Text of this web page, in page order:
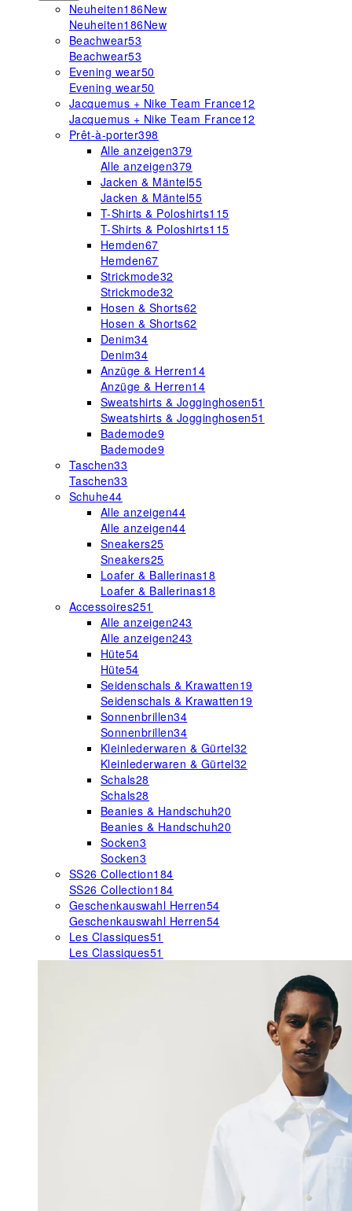
Neuheiten186New
Neuheiten186New
Beachwear53
Beachwear53
Evening wear50
Evening wear50
Jacquemus + Nike Team France12
Jacquemus + Nike Team France12
Prêt-à-porter398
Alle anzeigen379
Alle anzeigen379
Jacken & Mäntel55
Jacken & Mäntel55
T-Shirts & Poloshirts115
T-Shirts & Poloshirts115
Hemden67
Hemden67
Strickmode32
Strickmode32
Hosen & Shorts62
Hosen & Shorts62
Denim34
Denim34
Anzüge & Herren14
Anzüge & Herren14
Sweatshirts & Jogginghosen51
Sweatshirts & Jogginghosen51
Bademode9
Bademode9
Taschen33
Taschen33
Schuhe44
Alle anzeigen44
Alle anzeigen44
Sneakers25
Sneakers25
Loafer & Ballerinas18
Loafer & Ballerinas18
Accessoires251
Alle anzeigen243
Alle anzeigen243
Hüte54
Hüte54
Seidenschals & Krawatten19
Seidenschals & Krawatten19
Sonnenbrillen34
Sonnenbrillen34
Kleinlederwaren & Gürtel32
Kleinlederwaren & Gürtel32
Schals28
Schals28
Beanies & Handschuh20
Beanies & Handschuh20
Socken3
Socken3
SS26 Collection184
SS26 Collection184
Geschenkauswahl Herren54
Geschenkauswahl Herren54
Les Classiques51
Les Classiques51